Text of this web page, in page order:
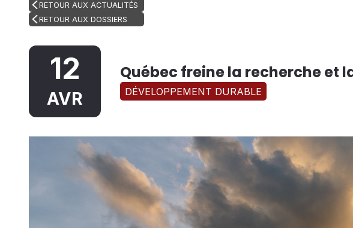
RETOUR AUX ACTUALITÉS
RETOUR AUX DOSSIERS
12
AVR
Québec freine la recherche et
DÉVELOPPEMENT DURABLE